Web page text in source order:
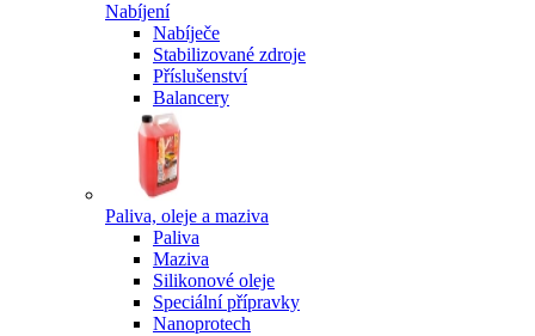
Nabíjení
Nabíječe
Stabilizované zdroje
Příslušenství
Balancery
Paliva, oleje a maziva
Paliva
Maziva
Silikonové oleje
Speciální přípravky
Nanoprotech